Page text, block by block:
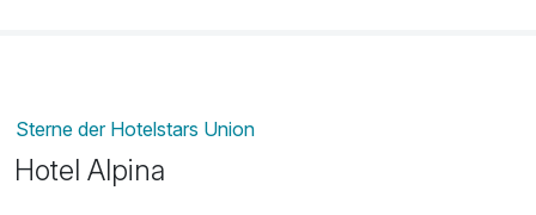
Sterne der Hotelstars Union
Hotel Alpina